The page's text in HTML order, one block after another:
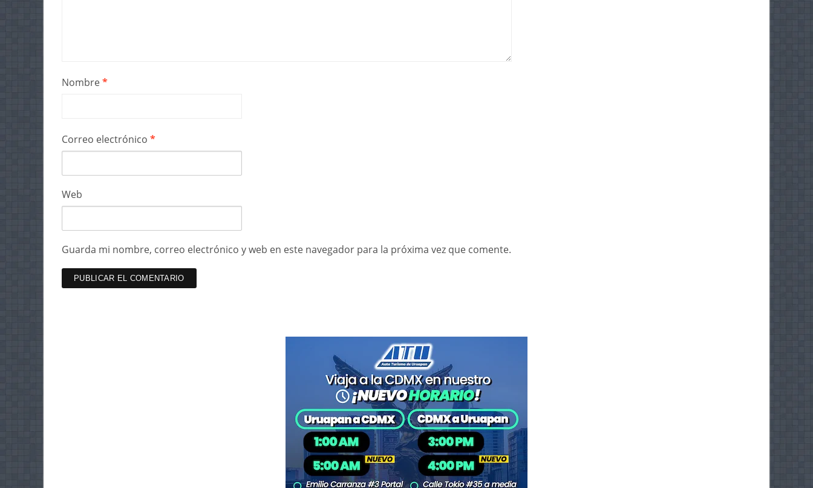
Nombre*
Correo electrónico *
Web
Guarda mi nombre, correo electrónico y web en este navegador para la próxima vez que comente.